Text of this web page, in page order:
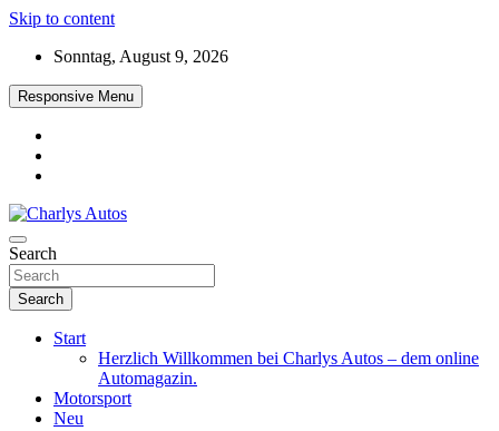
Skip to content
Sonntag, August 9, 2026
Responsive Menu
Charlys Autos
Das neue Automagazin – global. regional. informativ. interaktiv
Search
Search
Start
Herzlich Willkommen bei Charlys Autos – dem online
Automagazin.
Motorsport
Neu